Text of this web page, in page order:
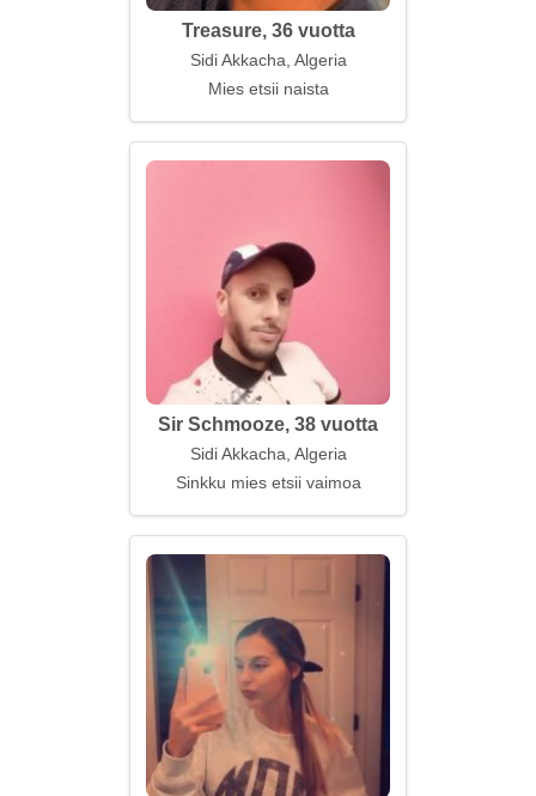
Treasure, 36 vuotta
Sidi Akkacha, Algeria
Mies etsii naista
Sir Schmooze, 38 vuotta
Sidi Akkacha, Algeria
Sinkku mies etsii vaimoa